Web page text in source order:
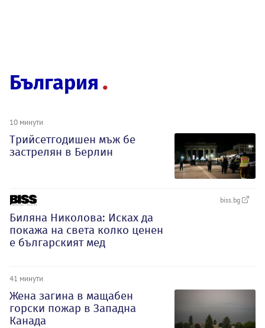
България
10 минути
Трийсетгодишен мъж бе
застрелян в Берлин
biss.bg
Биляна Николова: Исках да
покажа на света колко ценен
е българският мед
41 минути
Жена загина в мащабен
горски пожар в Западна
Канада